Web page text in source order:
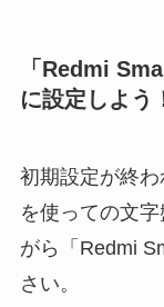
「Redmi
に設定しよう
初期設定が終
を使っての文
がら「Redmi
さい。